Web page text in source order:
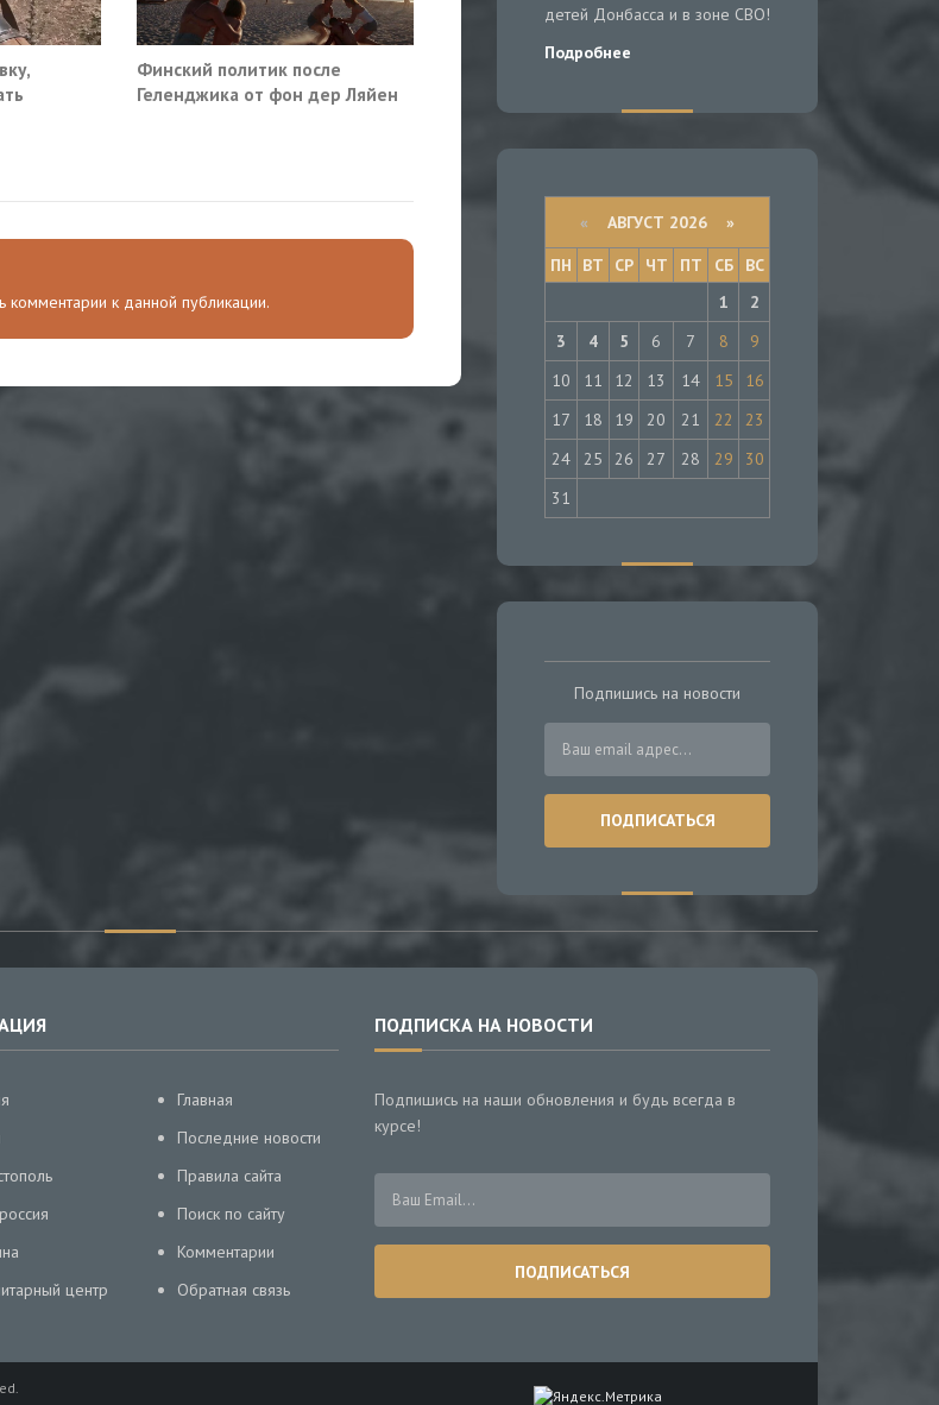
Финский политик после
Геленджика от фон дер Ляйен
комментарии к данной публикации.
детей Донбасса и в зоне СВО!
Подробнее
« АВГУСТ 2026 »
ПН
ВТ СР ЧТ ПТ СБ
ВС
1
2
3
4 5 6 7 8
9
10
11 12 13 14 15
16
17
18 19 20 21 22
23
24
25 26 27 28 29
30
31
Подпишись на новости
центр
Главная
Последние новости
Правила сайта
Поиск по сайту
Комментарии
Обратная связь
ПОДПИСКА НА НОВОСТИ
Подпишись на наши обновления и будь всегда в
курсе!